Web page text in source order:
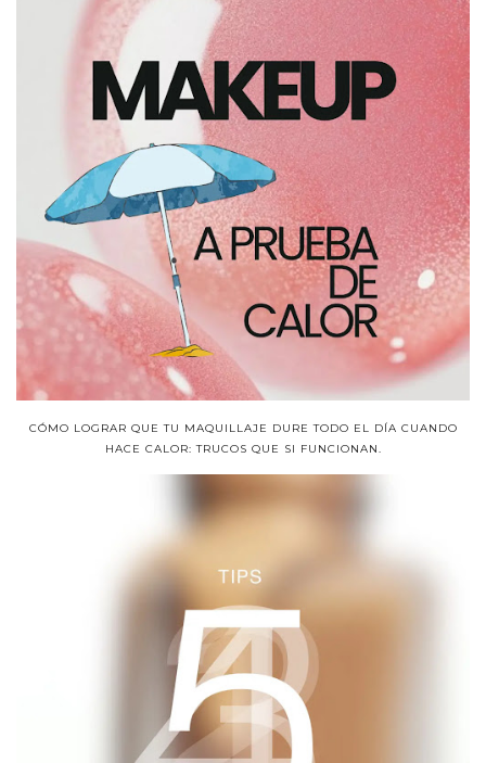
CÓMO LOGRAR QUE TU MAQUILLAJE DURE TODO EL DÍA CUANDO
HACE CALOR: TRUCOS QUE SI FUNCIONAN.